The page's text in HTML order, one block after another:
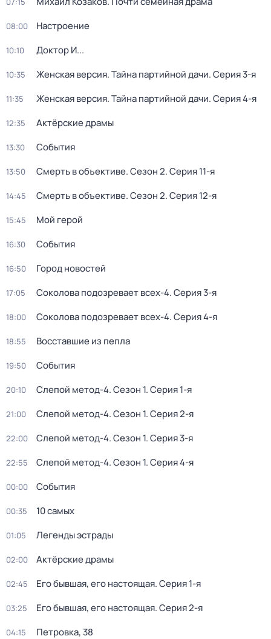
08:00 Настроение
10:10 Доктор И...
10:35 Женская версия. Тайна партийной дачи. Серия 3-я
11:35 Женская версия. Тайна партийной дачи. Серия 4-я
12:35 Актёрские драмы
13:30 События
13:50 Смерть в объективе. Сезон 2. Серия 11-я
14:45 Смерть в объективе. Сезон 2. Серия 12-я
15:45 Мой герой
16:30 События
16:50 Город новостей
17:05 Соколова подозревает всех-4. Серия 3-я
18:00 Соколова подозревает всех-4. Серия 4-я
18:55 Восставшие из пепла
19:50 События
20:10 Слепой метод-4. Сезон 1. Серия 1-я
21:00 Слепой метод-4. Сезон 1. Серия 2-я
22:00 Слепой метод-4. Сезон 1. Серия 3-я
22:55 Слепой метод-4. Сезон 1. Серия 4-я
00:00 События
00:35 10 самых
01:05 Легенды эстрады
02:00 Актёрские драмы
02:45 Его бывшая, его настоящая. Серия 1-я
03:25 Его бывшая, его настоящая. Серия 2-я
04:15 Петровка, 38